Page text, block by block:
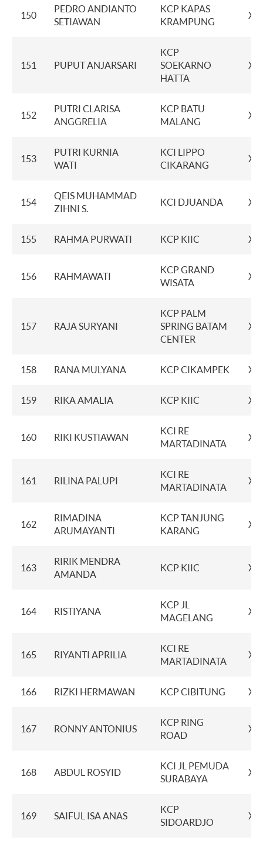
150
PEDRO ANDIANTO
SETIAWAN
KCP KAPAS
KRAMPUNG
151 PUPUT ANJARSARI
KCP
SOEKARNO
HATTA
152
PUTRI CLARISA
ANGGRELIA
KCP BATU
MALANG
153
PUTRI KURNIA
WATI
KCI LIPPO
CIKARANG
154
QEIS MUHAMMAD
ZIHNI S.
KCI DJUANDA
155 RAHMA PURWATI KCP KIIC
156 RAHMAWATI
KCP GRAND
WISATA
157 RAJA SURYANI
KCP PALM
SPRING BATAM
CENTER
158 RANA MULYANA KCP CIKAMPEK
159 RIKA AMALIA KCP KIIC
160 RIKI KUSTIAWAN
KCI RE
MARTADINATA
161 RILINA PALUPI
KCI RE
MARTADINATA
162
RIMADINA
ARUMAYANTI
KCP TANJUNG
KARANG
163
RIRIK MENDRA
AMANDA
KCP KIIC
164 RISTIYANA
KCP JL
MAGELANG
165 RIYANTI APRILIA
KCI RE
MARTADINATA
166 RIZKI HERMAWAN KCP CIBITUNG
167 RONNY ANTONIUS
KCP RING
ROAD
168 ABDUL ROSYID
KCI JL PEMUDA
SURABAYA
169 SAIFUL ISA ANAS
KCP
SIDOARDJO